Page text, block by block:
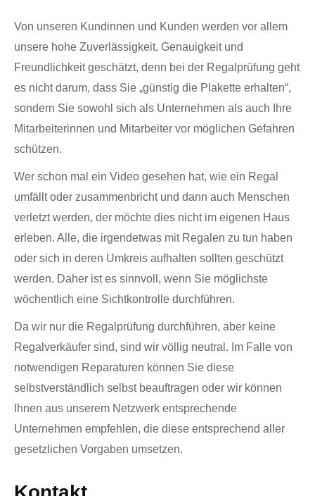
Von unseren Kundinnen und Kunden werden vor allem
unsere hohe Zuverlässigkeit, Genauigkeit und
Freundlichkeit geschätzt, denn bei der Regalprüfung geht
es nicht darum, dass Sie „günstig die Plakette erhalten“,
sondern Sie sowohl sich als Unternehmen als auch Ihre
Mitarbeiterinnen und Mitarbeiter vor möglichen Gefahren
schützen.
Wer schon mal ein Video gesehen hat, wie ein Regal
umfällt oder zusammenbricht und dann auch Menschen
verletzt werden, der möchte dies nicht im eigenen Haus
erleben. Alle, die irgendetwas mit Regalen zu tun haben
oder sich in deren Umkreis aufhalten sollten geschützt
werden. Daher ist es sinnvoll, wenn Sie möglichste
wöchentlich eine Sichtkontrolle durchführen.
Da wir nur die Regalprüfung durchführen, aber keine
Regalverkäufer sind, sind wir völlig neutral. Im Falle von
notwendigen Reparaturen können Sie diese
selbstverständlich selbst beauftragen oder wir können
Ihnen aus unserem Netzwerk entsprechende
Unternehmen empfehlen, die diese entsprechend aller
gesetzlichen Vorgaben umsetzen.